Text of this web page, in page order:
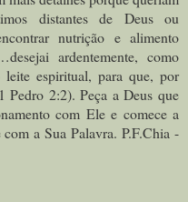
distantes de Deus ou
nutrição e alimento
ardentemente, como
leite espiritual, para que, por
2:2). Peça a Deus que
com Ele e comece a
a Sua Palavra. P.F.Chia -